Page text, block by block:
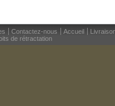
Contactez-nous Accueil
de rétractation